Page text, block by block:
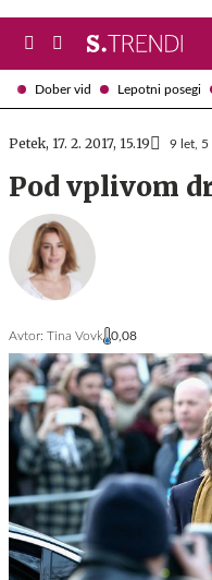
Dober vid Lepotni posegi
Petek, 17. 2. 2017, 15.19 9 let, 5
Pod vplivom
Avtor: Tina Vovk 0,08